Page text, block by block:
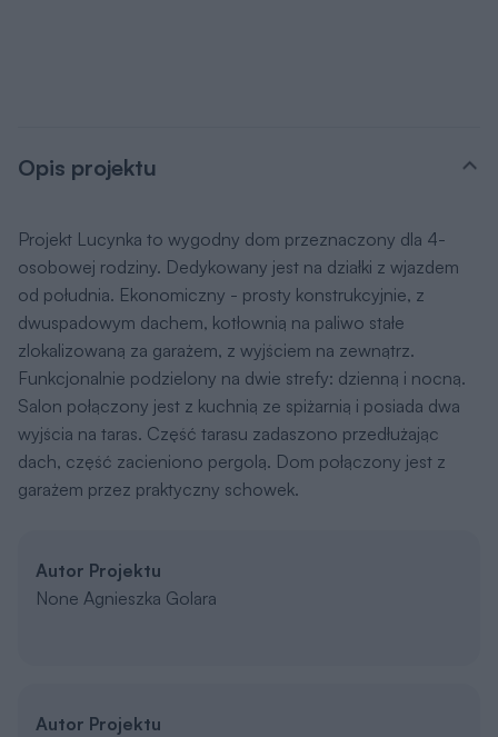
Opis projektu
Projekt Lucynka to wygodny dom przeznaczony dla 4-
osobowej rodziny. Dedykowany jest na działki z wjazdem
od południa. Ekonomiczny - prosty konstrukcyjnie, z
dwuspadowym dachem, kotłownią na paliwo stałe
zlokalizowaną za garażem, z wyjściem na zewnątrz.
Funkcjonalnie podzielony na dwie strefy: dzienną i nocną.
Salon połączony jest z kuchnią ze spiżarnią i posiada dwa
wyjścia na taras. Część tarasu zadaszono przedłużając
dach, część zacieniono pergolą. Dom połączony jest z
garażem przez praktyczny schowek.
Autor Projektu
None Agnieszka Golara
Autor Projektu